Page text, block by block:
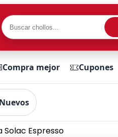
Compra mejor Cupones
Nuevos
Espresso